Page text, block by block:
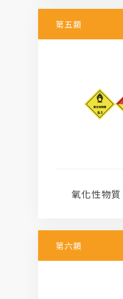
第五類
氧化性物
第六類